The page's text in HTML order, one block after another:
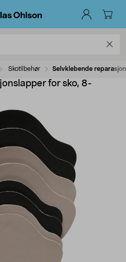
Skotilbehør Selvklebende
for sko, 8-